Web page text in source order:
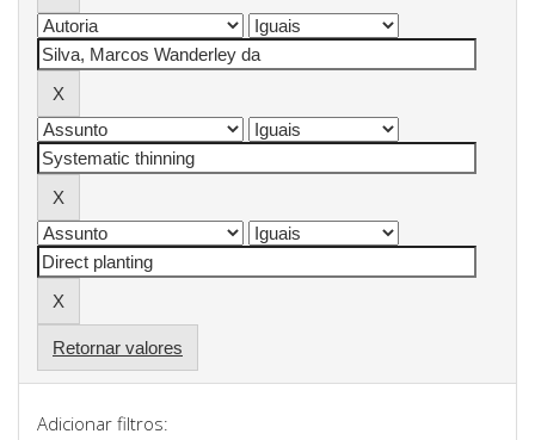
Retornar valores
Adicionar filtros: